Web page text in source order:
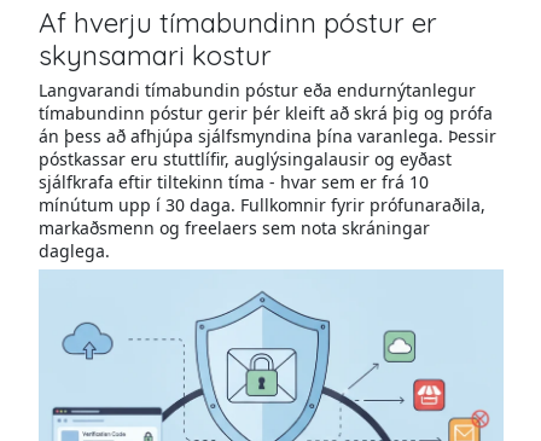
Af hverju tímabundinn póstur er
skynsamari kostur
Langvarandi tímabundin póstur eða endurnýtanlegur
tímabundinn póstur gerir þér kleift að skrá þig og prófa
án þess að afhjúpa sjálfsmyndina þína varanlega. Þessir
póstkassar eru stuttlífir, auglýsingalausir og eyðast
sjálfkrafa eftir tiltekinn tíma - hvar sem er frá 10
mínútum upp í 30 daga. Fullkomnir fyrir prófunaraðila,
markaðsmenn og freelaers sem nota skráningar
daglega.